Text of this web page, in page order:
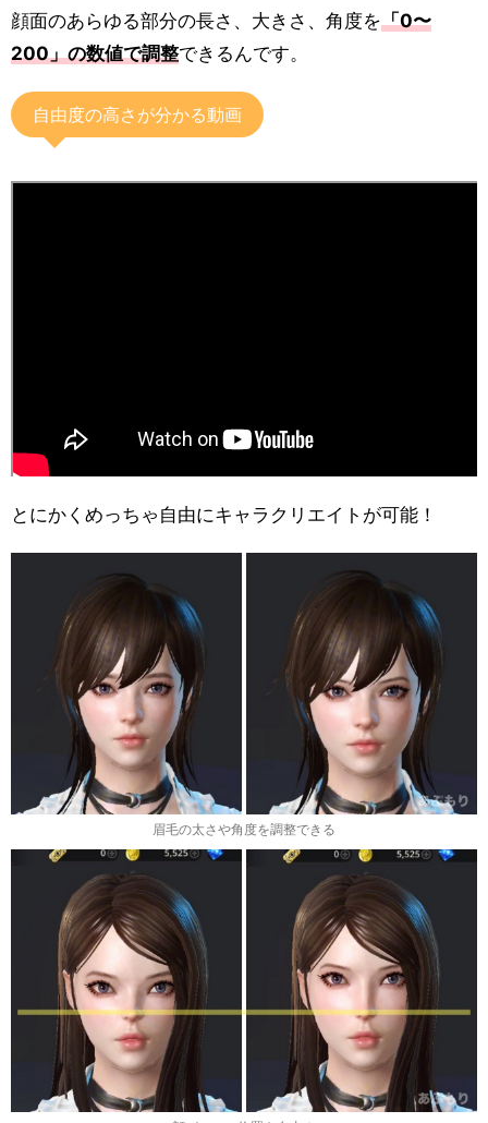
顔面のあらゆる部分の長さ、大きさ、角度を「0〜
200」の数値で調整できるんです。
自由度の高さが分かる動画
とにかくめっちゃ自由にキャラクリエイトが可能！
眉毛の太さや角度を調整できる